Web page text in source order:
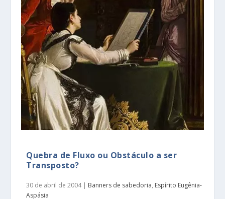
Quebra de Fluxo ou Obstáculo a ser
Transposto?
30 de abril de 2004| Banners de sabedoria, Espírito Eugênia-
Aspásia